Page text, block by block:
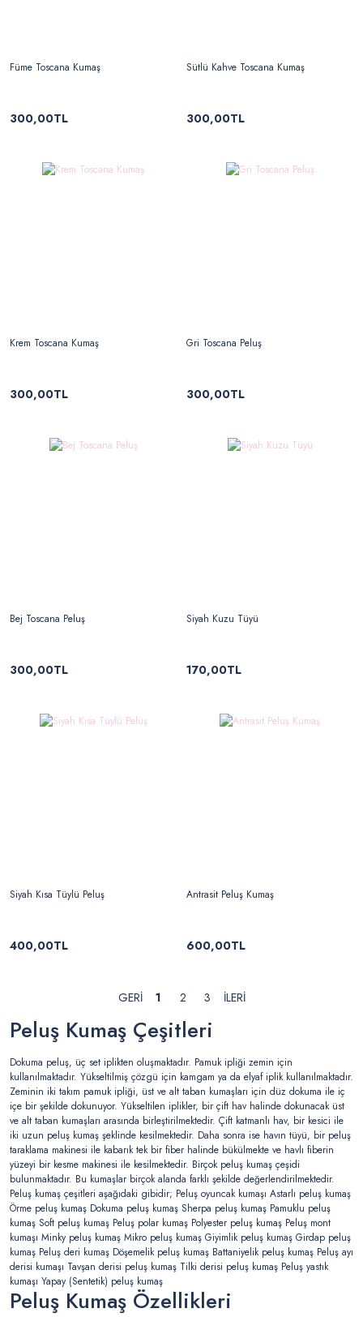
Füme Toscana Kumaş
300,00TL
Sütlü Kahve Toscana Kumaş
300,00TL
Krem Toscana Kumaş
300,00TL
Gri Toscana Peluş
300,00TL
Bej Toscana Peluş
300,00TL
Siyah Kuzu Tüyü
170,00TL
Siyah Kısa Tüylü Peluş
400,00TL
Antrasit Peluş Kumaş
600,00TL
1 2 3
Peluş Kumaş Çeşitleri
Dokuma peluş, üç set iplikten oluşmaktadır. Pamuk ipliği zemin için
kullanılmaktadır. Yükseltilmiş çözgü için kamgam ya da elyaf iplik kullanılmaktadır.
Zeminin iki takım pamuk ipliği, üst ve alt taban kumaşları için düz dokuma ile iç
içe bir şekilde dokunuyor. Yükseltilen iplikler, bir çift hav halinde dokunacak üst
ve alt taban kumaşları arasında birleştirilmektedir. Çift katmanlı hav, bir kesici ile
iki uzun peluş kumaş şeklinde kesilmektedir. Daha sonra ise havın tüyü, bir peluş
taraklama makinesi ile kabarık tek bir fiber halinde bükülmekte ve havlı fiberin
yüzeyi bir kesme makinesi ile kesilmektedir. Birçok peluş kumaş çeşidi
bulunmaktadır. Bu kumaşlar birçok alanda farklı şekilde değerlendirilmektedir.
Peluş kumaş çeşitleri aşağıdaki gibidir; Peluş oyuncak kumaşı Astarlı peluş kumaş
Örme peluş kumaş Dokuma peluş kumaş Sherpa peluş kumaş Pamuklu peluş
kumaş Soft peluş kumaş Peluş polar kumaş Polyester peluş kumaş Peluş mont
kumaşı Minky peluş kumaş Mikro peluş kumaş Giyimlik peluş kumaş Girdap peluş
kumaş Peluş deri kumaş Döşemelik peluş kumaş Battaniyelik peluş kumaş Peluş ayı
derisi kumaşı Tavşan derisi peluş kumaş Tilki derisi peluş kumaş Peluş yastık
kumaşı Yapay (Sentetik) peluş kumaş
Peluş Kumaş Özellikleri